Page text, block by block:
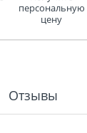
персональную
цену
Отзывы